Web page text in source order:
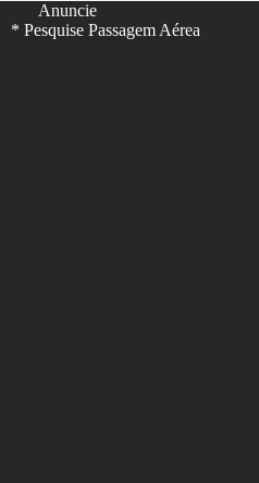
Anuncie
* Pesquise Passagem Aérea